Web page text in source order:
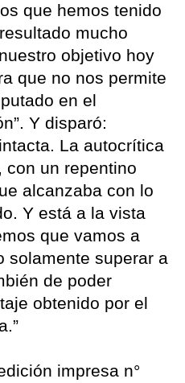
que hemos tenido
mucho
objetivo hoy
que no nos permite
en el
Y disparó:
La autocrítica
con un repentino
alcanzaba con lo
Y está a la vista
que vamos a
solamente superar a
de poder
obtenido por el
impresa n°